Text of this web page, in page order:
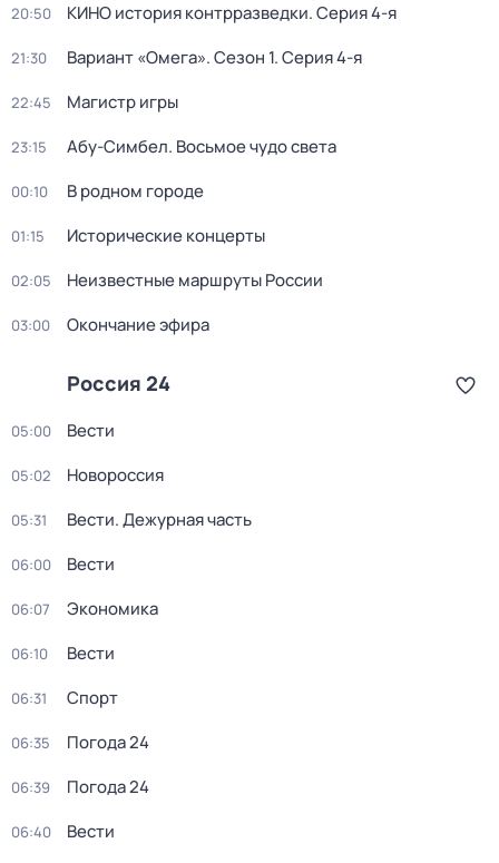
20:50 КИНО история контрразведки. Серия 4-я
21:30 Вариант «Омега». Сезон 1. Серия 4-я
22:45 Магистр игры
23:15 Абу-Симбел. Восьмое чудо света
00:10 В родном городе
01:15 Исторические концерты
02:05 Неизвестные маршруты России
03:00 Окончание эфира
Россия 24
05:00 Вести
05:02 Новороссия
05:31 Вести. Дежурная часть
06:00 Вести
06:07 Экономика
06:10 Вести
06:31 Спорт
06:35 Погода 24
06:39 Погода 24
06:40 Вести